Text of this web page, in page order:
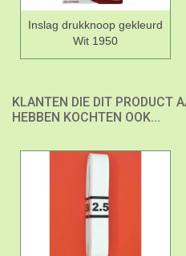
Inslag drukknoop gekleurd
Wit 1950
KLANTEN DIE DIT PRODUCT
HEBBEN KOCHTEN OOK...